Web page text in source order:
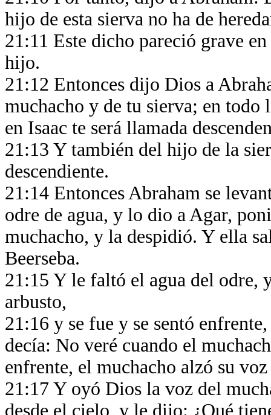
hijo de esta sierva no ha de
21:11 Este dicho pareció grave
hijo.
21:12 Entonces dijo Dios a
muchacho y de tu sierva; en todo
en Isaac te será llamada
21:13 Y también del hijo de la
descendiente.
21:14 Entonces Abraham se
odre de agua, y lo dio a Agar,
muchacho, y la despidió. Y ella
Beerseba.
21:15 Y le faltó el agua del odre,
arbusto,
21:16 y se fue y se sentó
decía: No veré cuando el
enfrente, el muchacho alzó su
21:17 Y oyó Dios la voz del
desde el cielo, y le dijo: ¿Qué